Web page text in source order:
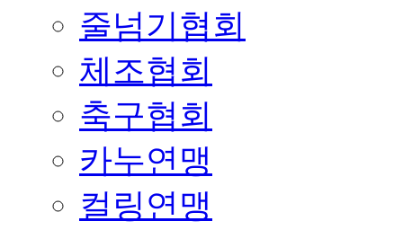
줄넘기협회
체조협회
축구협회
카누연맹
컬링연맹